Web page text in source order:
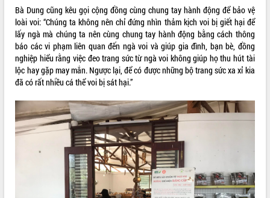
Bà Dung cũng kêu gọi cộng đồng cùng chung tay hành động để bảo vệ
loài voi: “Chúng ta không nên chỉ đứng nhìn thảm kịch voi bị giết hại để
lấy ngà mà chúng ta nên cùng chung tay hành động bằng cách thông
báo các vi phạm liên quan đến ngà voi và giúp gia đình, bạn bè, đồng
nghiệp hiểu rằng việc đeo trang sức từ ngà voi không giúp họ thu hút tài
lộc hay gặp may mắn. Ngược lại, để có được những bộ trang sức xa xỉ kia
đã có rất nhiều cá thể voi bị sát hại.”